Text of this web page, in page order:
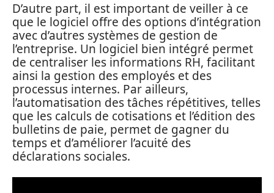
D’autre part, il est important de veiller à ce
que le logiciel offre des options d’intégration
avec d’autres systèmes de gestion de
l’entreprise. Un logiciel bien intégré permet
de centraliser les informations RH, facilitant
ainsi la gestion des employés et des
processus internes. Par ailleurs,
l’automatisation des tâches répétitives, telles
que les calculs de cotisations et l’édition des
bulletins de paie, permet de gagner du
temps et d’améliorer l’acuité des
déclarations sociales.